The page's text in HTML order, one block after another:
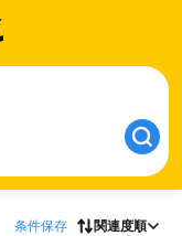
条件保存 関連度順